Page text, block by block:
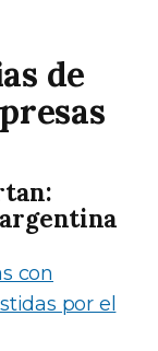
de
con
por el